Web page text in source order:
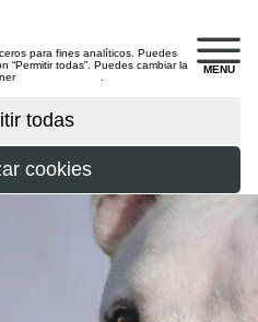
MENU
para fines analíticos. Puedes
“Permitir todas”. Puedes cambiar la